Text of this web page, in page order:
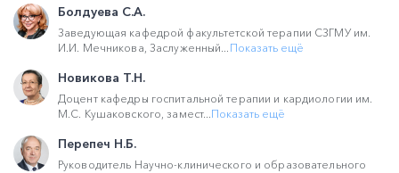
Болдуева С.А.
Заведующая кафедрой факультетской терапии CЗГМУ им.
И.И. Мечникова, Заслуженный... Показать ещё
Новикова Т.Н.
Доцент кафедры госпитальной терапии и кардиологии им.
М.С. Кушаковского, замест...Показать ещё
Перепеч Н.Б.
Руководитель Научно-клинического и образовательного